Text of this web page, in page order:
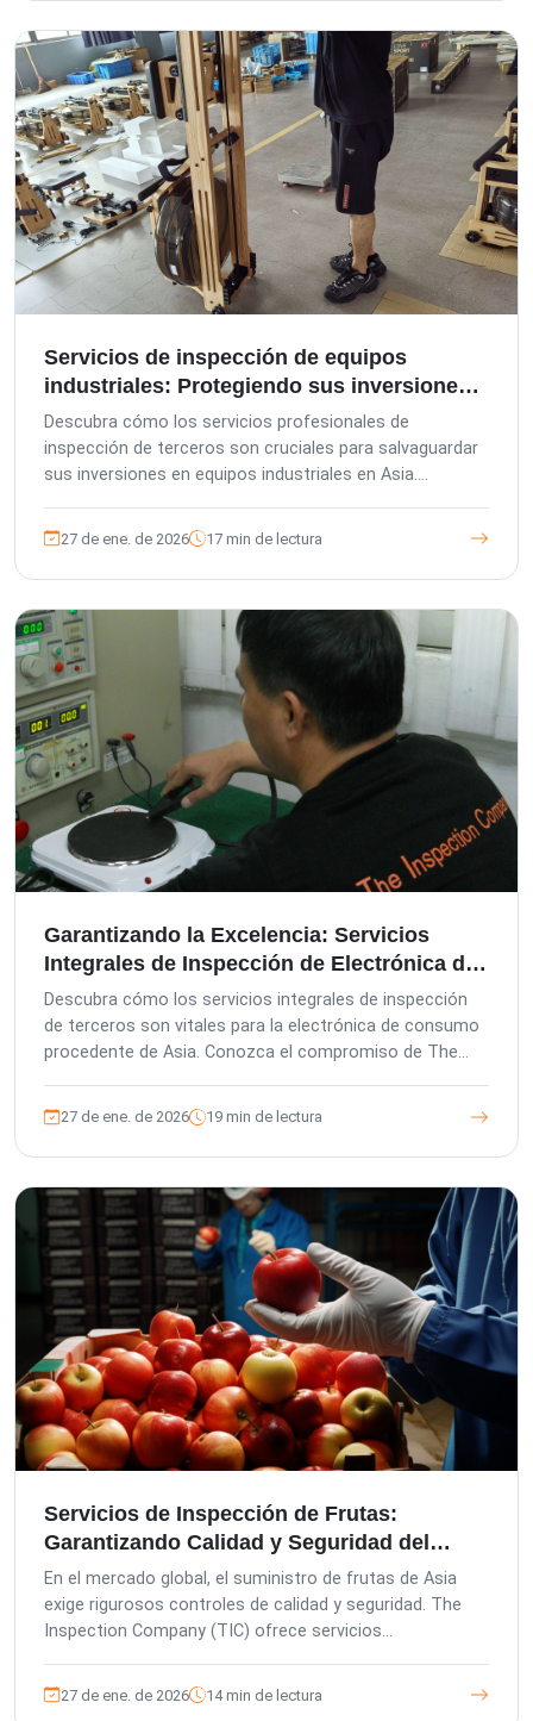
internacionales mediante diversas etapas de inspección,
desde la preproducción hasta la carga de contenedores,
destacando nuestra gestión europea, los estándares de
control de calidad alemanes y el enfoque centrado en el
cliente.
Servicios de inspección de equipos
industriales: Protegiendo sus inversiones
en Asia
Descubra cómo los servicios profesionales de
inspección de terceros son cruciales para salvaguardar
sus inversiones en equipos industriales en Asia.
de los estándares de calidad alemanes y las soluciones
a medida para minimizar riesgos, garantizar el
cumplimiento y aumentar la eficiencia de su cadena de
suministro.
27 de ene. de 2026 17 min de lectura
Garantizando la Excelencia: Servicios
Integrales de Inspección de Electrónica de
Consumo
Descubra cómo los servicios integrales de inspección
de terceros son vitales para la electrónica de consumo
procedente de Asia. Conozca el compromiso de The
servicios de inspección y auditoría —desde inspecciones
previas a la producción hasta previas al envío— y cómo
nuestras plataformas avanzadas garantizan la calidad
del producto, minimizan el riesgo del comprador y
fortalecen su cadena de suministro.
27 de ene. de 2026 19 min de lectura
Servicios de Inspección de Frutas:
Garantizando Calidad y Seguridad del
Campo a la Mesa en Asia
En el mercado global, el suministro de frutas de Asia
exige rigurosos controles de calidad y seguridad. The
Inspection Company (TIC) ofrece servicios
mitigando los riesgos del comprador y mejorando la
calidad del producto. Con gestión europea y adhesión a
27 de ene. de 2026 14 min de lectura